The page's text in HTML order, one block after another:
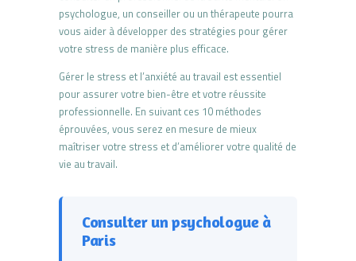
psychologue, un conseiller ou un thérapeute pourra
vous aider à développer des stratégies pour gérer
votre stress de manière plus efficace.
Gérer le stress et l’anxiété au travail est essentiel
pour assurer votre bien-être et votre réussite
professionnelle. En suivant ces 10 méthodes
éprouvées, vous serez en mesure de mieux
maîtriser votre stress et d’améliorer votre qualité de
vie au travail.
Consulter un psychologue à
Paris